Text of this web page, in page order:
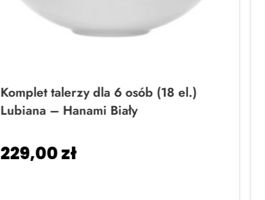
Komplet talerzy dla 6 osób (18 el.)
Lubiana – Hanami Biały
229,00zł